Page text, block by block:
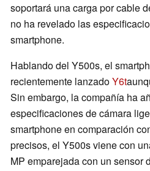
soportará una carga por cable
no ha revelado las
smartphone.
Hablando del Y500s, el
recientemente lanzadoY6t
Sin embargo, la compañía ha
especificaciones de cámara
smartphone en comparación
precisos, el Y500s viene con
MP emparejada con un sensor